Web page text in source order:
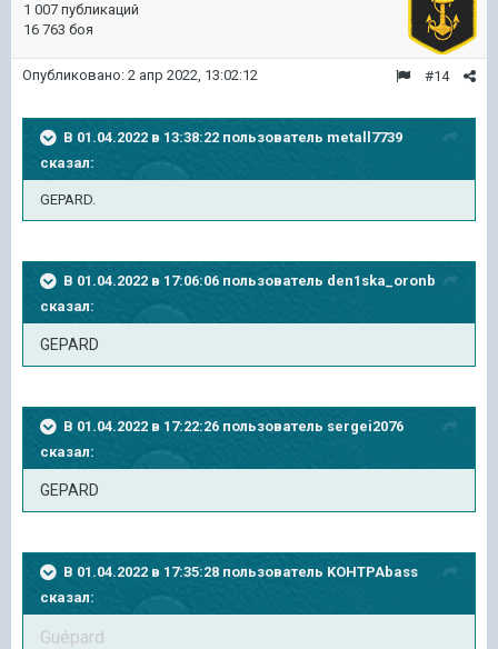
1 007 публикаций
16 763 боя
#14
Опубликовано: 2 апр 2022, 13:02:12
В 01.04.2022 в 13:38:22 пользователь metall7739
сказал:
GEPARD.
В 01.04.2022 в 17:06:06 пользователь den1ska_oronb
сказал:
GEPARD
В 01.04.2022 в 17:22:26 пользователь sergei2076
сказал:
GEPARD
В 01.04.2022 в 17:35:28 пользователь KOHTPAbass
сказал:
Guépard